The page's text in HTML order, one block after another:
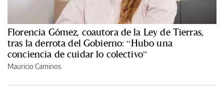
Florencia Gómez, coautora de la Ley de Tierras,
tras la derrota del Gobierno: “Hubo una
conciencia de cuidar lo colectivo”
Mauricio Caminos